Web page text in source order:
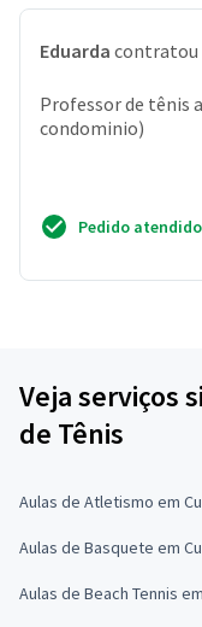
Eduarda contratou
Professor de tênis
condominio)
Pedido atendido
Veja serviços
de Tênis
Aulas de Atletismo em
Aulas de Basquete em
Aulas de Beach Tennis